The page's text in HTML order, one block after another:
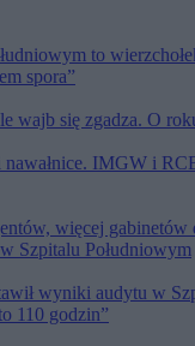
to
spora”
wajb się zgadza. O
nawałnice. IMGW i
więcej gabinetów
Szpitalu Południowym
wyniki audytu w
110 godzin”